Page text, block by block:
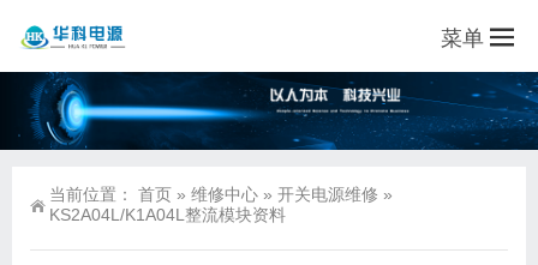
菜单
当前位置： 首页 » 维修中心 » 开关电源维修 »
KS2A04L/K1A04L整流模块资料